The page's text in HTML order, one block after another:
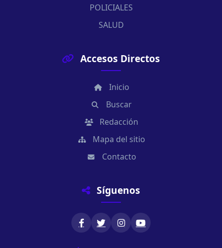
POLICIALES
SALUD
Accesos Directos
Inicio
Buscar
Redacción
Mapa del sitio
Contacto
Síguenos